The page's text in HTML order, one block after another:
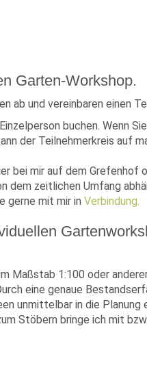
Garten-Workshop.
ab und vereinbaren einen
buchen. Wenn
der Teilnehmerkreis auf
bei mir auf dem Grefenhof
dem zeitlichen Umfang
gerne mit mir in Verbindung.
Maßstab 1:100 oder
eine genaue
unmittelbar in die Planung
Stöbern bringe ich mit